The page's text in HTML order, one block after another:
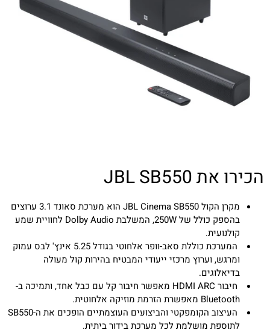
הכירו את JBL SB550
מקרן הקול JBL Cinema SB550 הוא מערכת סאונד 3.1 ערוצים
בהספק כולל של 250W, המשלבת Dolby Audio לחוויית שמע
קולנועית.
המערכת כוללת סאב-וופר אלחוטי בגודל 5.25 אינץ' לבס עמוק
ומרגש, וערוץ מרכזי ייעודי המבטיח בהירות קול מעולה
בדיאלוגים.
חיבור HDMI ARC מאפשר חיבור קל עם כבל אחד, ותמיכה ב-
Bluetooth מאפשרת הזרמת מוזיקה אלחוטית.
העיצוב הקומפקטי והביצועים העוצמתיים הופכים את ה-SB550
לתוספת מושלמת לכל מערכת בידור ביתית.